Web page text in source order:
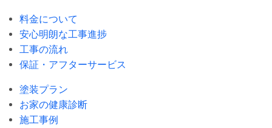
料金について
安心明朗な工事進捗
工事の流れ
保証・アフターサービス
塗装プラン
お家の健康診断
施工事例